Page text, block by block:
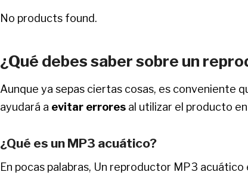
No products found.
¿Qué debes saber sobre un
Aunque ya sepas ciertas cosas, es conveniente
ayudará a evitar errores al utilizar el producto
¿Qué es un MP3 acuático?
En pocas palabras, Un reproductor MP3 acuático